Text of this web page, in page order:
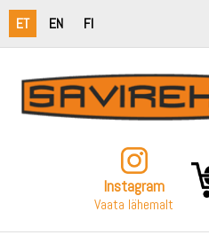
ET EN FI
Instagram
Vaata lähemalt